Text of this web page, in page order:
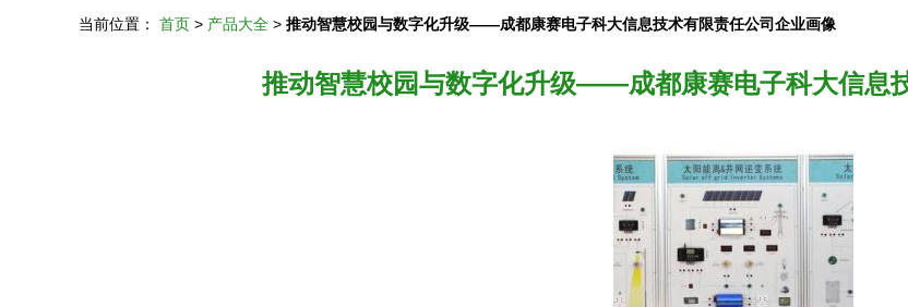
当前位置： 首页 > 产品大全 > 推动智慧校园与数字化升级——成都康赛电子科大信息技术有限责任公司企业画像
推动智慧校园与数字化升级——成都康赛电子科大信息